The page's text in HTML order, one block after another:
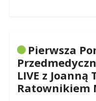
Pierwsza
LIVE z Joanną
Ratownikiem